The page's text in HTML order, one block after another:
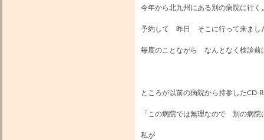
今年から北九州にある別の病院に行
予約して 昨日 そこに行って来まし
毎度のことながら なんとなく検診前
ところが以前の病院から持参したCD-
「この病院では無理なので 別の病
私が